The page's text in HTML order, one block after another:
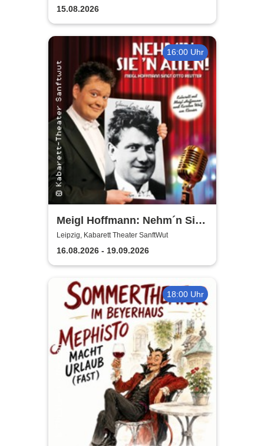
15.08.2026
16:00 Uhr
Meigl Hoffmann: Nehm´n Sie
´n Alten! - Ein Otto Reutter-
Abend
Leipzig, Kabarett Theater SanftWut
16.08.2026 - 19.09.2026
18:00 Uhr